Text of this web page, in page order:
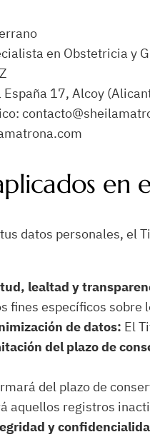
en Obstetricia y
17, Alcoy
datos personales, el
lealtad y
fines específicos
de datos: El
del plazo de
del plazo de
aquellos registros
y